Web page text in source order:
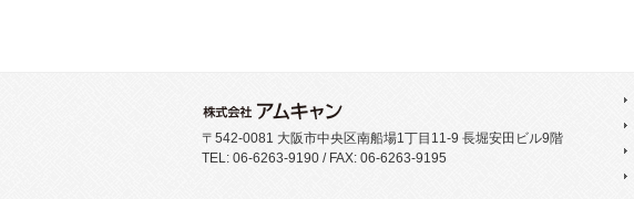
〒542-0081 大阪市中央区南船場1丁目11-9 長堀安田ビル9階
TEL: 06-6263-9190 / FAX: 06-6263-9195